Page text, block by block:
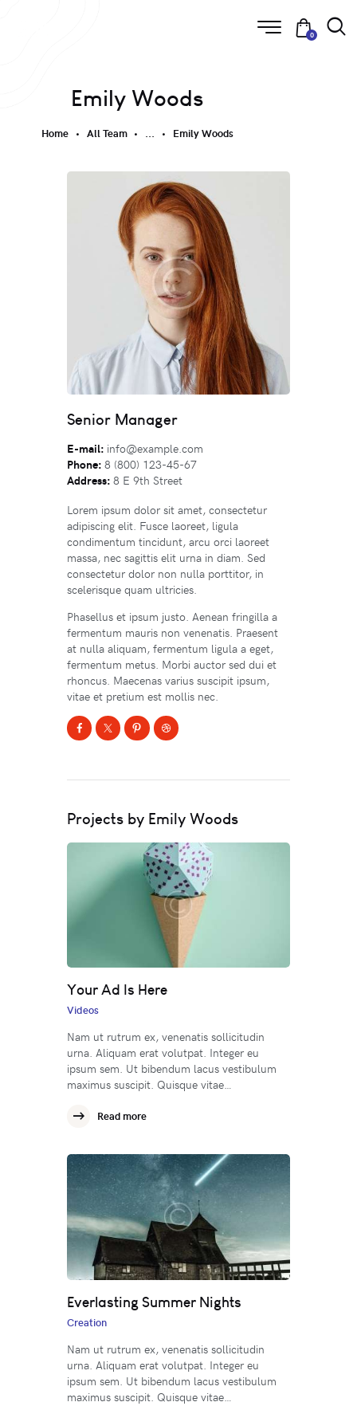
0
Emily Woods
Home All Team ... Emily Woods
Senior Manager
E-mail: info@example.com
Phone: 8 (800) 123-45-67
Address: 8 E 9th Street
Lorem ipsum dolor sit amet, consectetur
adipiscing elit. Fusce laoreet, ligula
condimentum tincidunt, arcu orci laoreet
massa, nec sagittis elit urna in diam. Sed
consectetur dolor non nulla porttitor, in
scelerisque quam ultricies.
Phasellus et ipsum justo. Aenean fringilla a
fermentum mauris non venenatis. Praesent
at nulla aliquam, fermentum ligula a eget,
fermentum metus. Morbi auctor sed dui et
rhoncus. Maecenas varius suscipit ipsum,
vitae et pretium est mollis nec.
Projects by Emily Woods
Your Ad Is Here
Videos
Nam ut rutrum ex, venenatis sollicitudin
urna. Aliquam erat volutpat. Integer eu
ipsum sem. Ut bibendum lacus vestibulum
maximus suscipit. Quisque vitae…
Read more
Everlasting Summer Nights
Creation
Nam ut rutrum ex, venenatis sollicitudin
urna. Aliquam erat volutpat. Integer eu
ipsum sem. Ut bibendum lacus vestibulum
maximus suscipit. Quisque vitae…